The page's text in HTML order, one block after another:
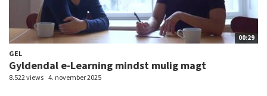
00:29
GEL
Gyldendal e-Learning mindst mulig magt
8.522 views 4. november 2025